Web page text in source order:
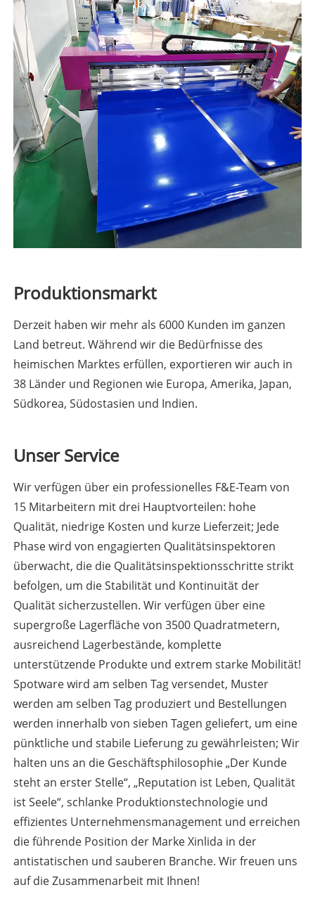
Produktionsmarkt
Derzeit haben wir mehr als 6000 Kunden im ganzen
Land betreut. Während wir die Bedürfnisse des
heimischen Marktes erfüllen, exportieren wir auch in
38 Länder und Regionen wie Europa, Amerika, Japan,
Südkorea, Südostasien und Indien.
Unser Service
Wir verfügen über ein professionelles F&E-Team von
15 Mitarbeitern mit drei Hauptvorteilen: hohe
Qualität, niedrige Kosten und kurze Lieferzeit; Jede
Phase wird von engagierten Qualitätsinspektoren
überwacht, die die Qualitätsinspektionsschritte strikt
befolgen, um die Stabilität und Kontinuität der
Qualität sicherzustellen. Wir verfügen über eine
supergroße Lagerfläche von 3500 Quadratmetern,
ausreichend Lagerbestände, komplette
unterstützende Produkte und extrem starke Mobilität!
Spotware wird am selben Tag versendet, Muster
werden am selben Tag produziert und Bestellungen
werden innerhalb von sieben Tagen geliefert, um eine
pünktliche und stabile Lieferung zu gewährleisten; Wir
halten uns an die Geschäftsphilosophie „Der Kunde
steht an erster Stelle“, „Reputation ist Leben, Qualität
ist Seele“, schlanke Produktionstechnologie und
effizientes Unternehmensmanagement und erreichen
die führende Position der Marke Xinlida in der
antistatischen und sauberen Branche. Wir freuen uns
auf die Zusammenarbeit mit Ihnen!